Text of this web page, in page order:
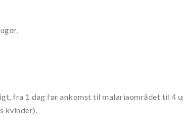
fra 1 dag før ankomst til malariaområdet til 4
kvinder).